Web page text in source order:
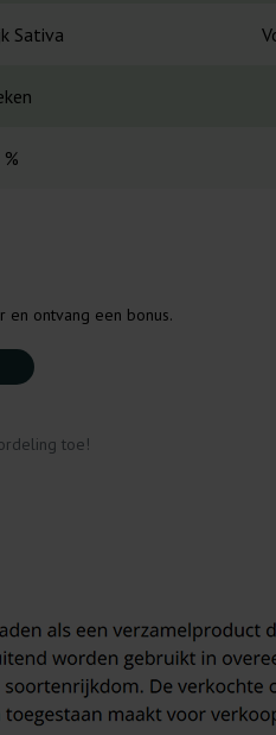
Sativa
en ontvang een bonus.
toe!